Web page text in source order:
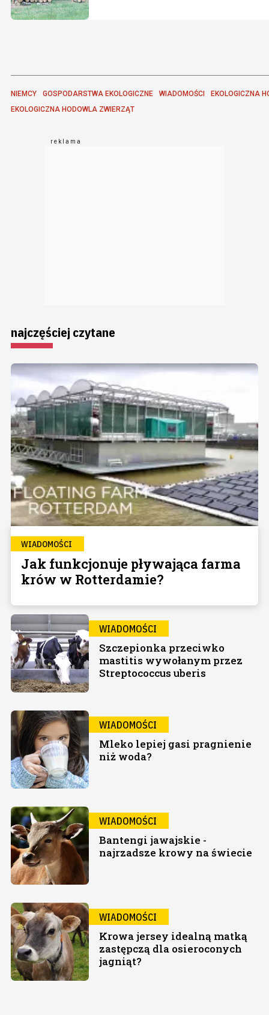
NIEMCY GOSPODARSTWA EKOLOGICZNE WIADOMOŚCI
EKOLOGICZNA
EKOLOGICZNA HODOWLA ZWIERZĄT
najczęściej czytane
WIADOMOŚCI
Jak funkcjonuje pływająca farma
krów w Rotterdamie?
WIADOMOŚCI
Szczepionka przeciwko
mastitis wywołanym przez
Streptococcus uberis
WIADOMOŚCI
Mleko lepiej gasi pragnienie
niż woda?
WIADOMOŚCI
Bantengi jawajskie -
najrzadsze krowy na świecie
WIADOMOŚCI
Krowa jersey idealną matką
zastępczą dla osieroconych
jagniąt?